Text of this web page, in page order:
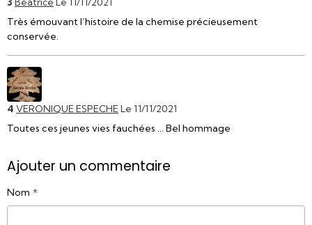
Très émouvant l’histoire de la chemise précieusement
conservée.
4 VERONIQUE ESPECHE Le 11/11/2021
Toutes ces jeunes vies fauchées ... Bel hommage
Ajouter un commentaire
Nom